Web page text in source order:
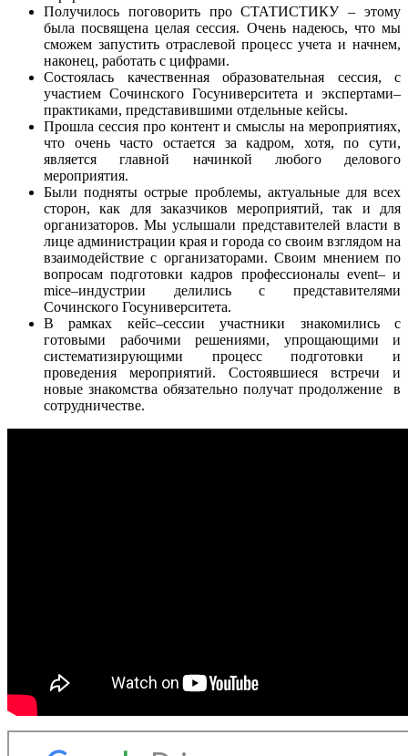
Получилось поговорить про СТАТИСТИКУ – этому
была посвящена целая сессия. Очень надеюсь, что мы
сможем запустить отраслевой процесс учета и начнем,
наконец, работать с цифрами.
Состоялась качественная образовательная сессия, с
участием Сочинского Госуниверситета и экспертами–
практиками, представившими отдельные кейсы.
Прошла сессия про контент и смыслы на мероприятиях,
что очень часто остается за кадром, хотя, по сути,
является главной начинкой любого делового
мероприятия.
Были подняты острые проблемы, актуальные для всех
сторон, как для заказчиков мероприятий, так и для
организаторов. Мы услышали представителей власти в
лице администрации края и города со своим взглядом на
взаимодействие с организаторами. Своим мнением по
вопросам подготовки кадров профессионалы event– и
mice–индустрии делились с представителями
Сочинского Госуниверситета.
В рамках кейс–сессии участники знакомились с
готовыми рабочими решениями, упрощающими и
систематизирующими процесс подготовки и
проведения мероприятий. Состоявшиеся встречи и
новые знакомства обязательно получат продолжение в
сотрудничестве.